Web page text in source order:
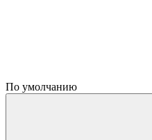
По умолчанию